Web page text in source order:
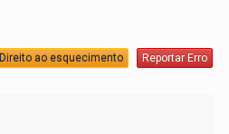
Direito ao esquecimento Reportar Erro